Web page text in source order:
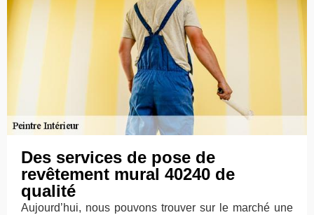
Des services de pose de
revêtement mural 40240 de
qualité
Aujourd’hui, nous pouvons trouver sur le marché une